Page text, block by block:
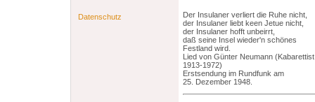
Datenschutz
Der Insulaner verliert die Ruhe nicht,
der Insulaner liebt keen Jetue nicht,
der Insulaner hofft unbeirrt,
daß seine Insel wieder'n schönes
Festland wird.
Lied von Günter Neumann
1913-1972)
Erstsendung im Rundfunk am
25. Dezember 1948.